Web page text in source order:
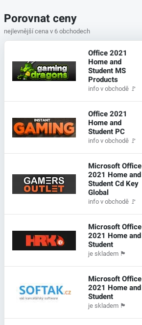
Porovnat ceny
nejlevnější cena v 6 obchodech
Office 2021
Home and
Student MS
Products
info v obchodě 🚩
Office 2021
Home and
Student PC
info v obchodě 🚩
Microsoft Office
2021 Home and
Student Cd Key
Global
info v obchodě 🚩
Microsoft Office
2021 Home and
Student
je skladem 🏴
Microsoft Office
2021 Home and
Student
je skladem 🏴